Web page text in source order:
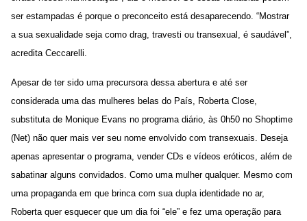
ser estampadas é porque o preconceito está desaparecendo. “Mostrar
a sua sexualidade seja como drag, travesti ou transexual, é saudável”,
acredita Ceccarelli.
Apesar de ter sido uma precursora dessa abertura e até ser
considerada uma das mulheres belas do País, Roberta Close,
substituta de Monique Evans no programa diário, às 0h50 no Shoptime
(Net) não quer mais ver seu nome envolvido com transexuais. Deseja
apenas apresentar o programa, vender CDs e vídeos eróticos, além de
sabatinar alguns convidados. Como uma mulher qualquer. Mesmo com
uma propaganda em que brinca com sua dupla identidade no ar,
Roberta quer esquecer que um dia foi “ele” e fez uma operação para